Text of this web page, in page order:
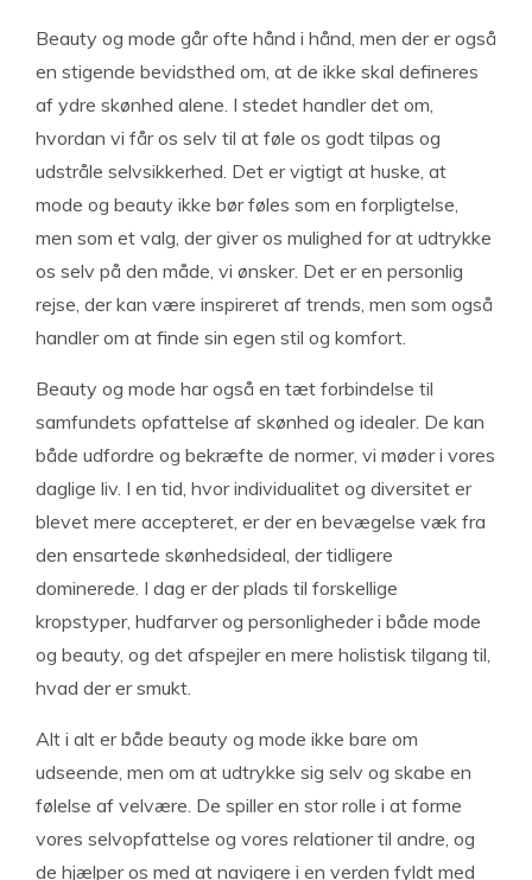
Beauty og mode går ofte hånd i hånd, men der er også
en stigende bevidsthed om, at de ikke skal defineres
af ydre skønhed alene. I stedet handler det om,
hvordan vi får os selv til at føle os godt tilpas og
udstråle selvsikkerhed. Det er vigtigt at huske, at
mode og beauty ikke bør føles som en forpligtelse,
men som et valg, der giver os mulighed for at udtrykke
os selv på den måde, vi ønsker. Det er en personlig
rejse, der kan være inspireret af trends, men som også
handler om at finde sin egen stil og komfort.
Beauty og mode har også en tæt forbindelse til
samfundets opfattelse af skønhed og idealer. De kan
både udfordre og bekræfte de normer, vi møder i vores
daglige liv. I en tid, hvor individualitet og diversitet er
blevet mere accepteret, er der en bevægelse væk fra
den ensartede skønhedsideal, der tidligere
dominerede. I dag er der plads til forskellige
kropstyper, hudfarver og personligheder i både mode
og beauty, og det afspejler en mere holistisk tilgang til,
hvad der er smukt.
Alt i alt er både beauty og mode ikke bare om
udseende, men om at udtrykke sig selv og skabe en
følelse af velvære. De spiller en stor rolle i at forme
vores selvopfattelse og vores relationer til andre, og
de hjælper os med at navigere i en verden fyldt med